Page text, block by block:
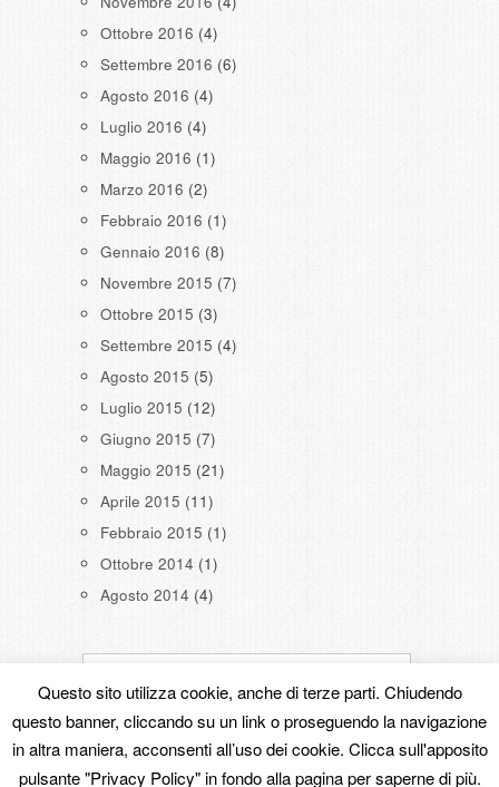
Ottobre 2016 (4)
Settembre 2016 (6)
Agosto 2016 (4)
Luglio 2016 (4)
Maggio 2016 (1)
Marzo 2016 (2)
Febbraio 2016 (1)
Gennaio 2016 (8)
Novembre 2015 (7)
Ottobre 2015 (3)
Settembre 2015 (4)
Agosto 2015 (5)
Luglio 2015 (12)
Giugno 2015 (7)
Maggio 2015 (21)
Aprile 2015 (11)
Febbraio 2015 (1)
Ottobre 2014 (1)
Agosto 2014 (4)
Copyright © 2026
Powered byOxygen Theme.
Questo sito utilizza cookie, anche di terze parti. Chiudendo
questo banner, cliccando su un link o proseguendo la navigazione
in altra maniera, acconsenti all’uso dei cookie. Clicca sull'apposito
pulsante "Privacy Policy" in fondo alla pagina per saperne di più.